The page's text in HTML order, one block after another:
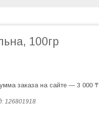
100гр
заказа на сайте — 3 000 ₸
126801918